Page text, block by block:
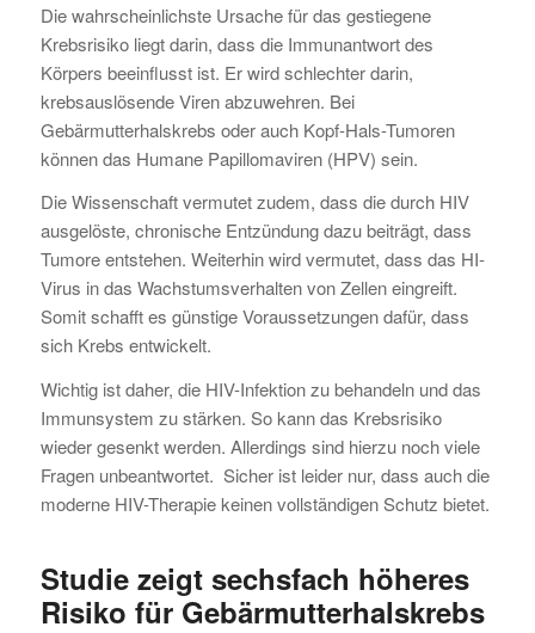
Die wahrscheinlichste Ursache für das gestiegene
Krebsrisiko liegt darin, dass die Immunantwort des
Körpers beeinflusst ist. Er wird schlechter darin,
krebsauslösende Viren abzuwehren. Bei
Gebärmutterhalskrebs oder auch Kopf-Hals-Tumoren
können das Humane Papillomaviren (HPV) sein.
Die Wissenschaft vermutet zudem, dass die durch HIV
ausgelöste, chronische Entzündung dazu beiträgt, dass
Tumore entstehen. Weiterhin wird vermutet, dass das HI-
Virus in das Wachstumsverhalten von Zellen eingreift.
Somit schafft es günstige Voraussetzungen dafür, dass
sich Krebs entwickelt.
Wichtig ist daher, die HIV-Infektion zu behandeln und das
Immunsystem zu stärken. So kann das Krebsrisiko
wieder gesenkt werden. Allerdings sind hierzu noch viele
Fragen unbeantwortet. Sicher ist leider nur, dass auch die
moderne HIV-Therapie keinen vollständigen Schutz bietet.
Studie zeigt sechsfach höheres
Risiko für Gebärmutterhalskrebs